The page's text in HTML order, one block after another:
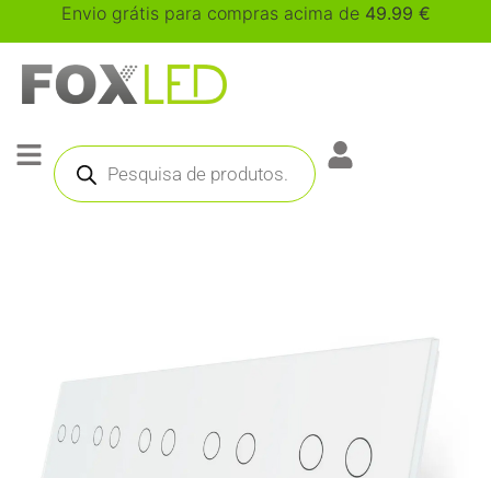
Envio grátis para compras acima de 49.99 €